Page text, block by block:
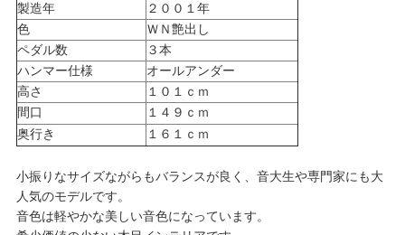
製造年
２００１年
色
ＷＮ艶出し
ペダル数
３本
ハンマー仕様
オールアンダー
高さ
１０１ｃｍ
間口
１４９ｃｍ
奥行き
１６１ｃｍ
小振りなサイズながらもバランスが良く、音大生や専門家にも大
人気のモデルです。
音色は軽やかな美しい音色になっています。